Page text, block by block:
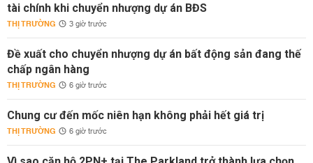
tài chính khi chuyển nhượng dự án BĐS
THỊ TRƯỜNG 3 giờ trước
Đề xuất cho chuyển nhượng dự án bất động sản đang thế
chấp ngân hàng
THỊ TRƯỜNG 6 giờ trước
Chung cư đến mốc niên hạn không phải hết giá trị
THỊ TRƯỜNG 6 giờ trước